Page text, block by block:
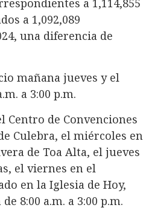
a 1,114,855
a 1,092,089
una diferencia de
mañana jueves y el
a 3:00 p.m.
Centro de Convenciones
Culebra, el miércoles en
de Toa Alta, el jueves
el viernes en el
en la Iglesia de Hoy,
8:00 a.m. a 3:00 p.m.